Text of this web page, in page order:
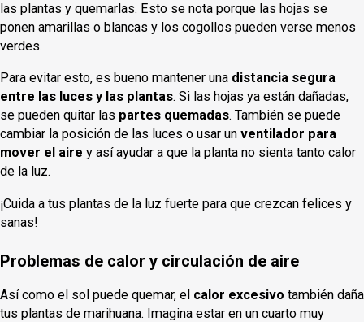
las plantas y quemarlas. Esto se nota porque las hojas se
ponen amarillas o blancas y los cogollos pueden verse menos
verdes.
Para evitar esto, es bueno mantener una distancia segura
entre las luces y las plantas. Si las hojas ya están dañadas,
se pueden quitar las partes quemadas. También se puede
cambiar la posición de las luces o usar un ventilador para
mover el aire y así ayudar a que la planta no sienta tanto calor
de la luz.
¡Cuida a tus plantas de la luz fuerte para que crezcan felices y
sanas!
Problemas de calor y circulación de aire
Así como el sol puede quemar, el calor excesivo también daña
tus plantas de marihuana. Imagina estar en un cuarto muy